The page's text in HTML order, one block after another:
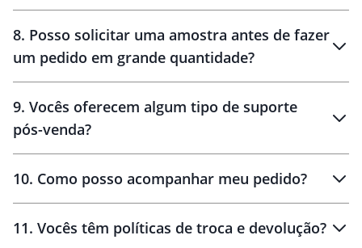
brinde
48 horas
8. Posso solicitar uma amostra antes de fazer
um pedido em grande quantidade?
amostras
9. Vocês oferecem algum tipo de suporte
pós-venda?
10. Como posso acompanhar meu pedido?
11. Vocês têm políticas de troca e devolução?